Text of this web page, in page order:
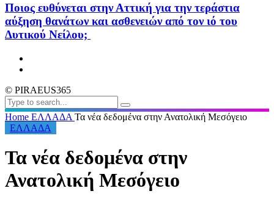
Ποιος ευθύνεται στην Αττική για την τεράστια
αύξηση θανάτων και ασθενειών από τον ιό του
Δυτικού Νείλου;
© PIRAEUS365
Home ΕΛΛΑΔΑ Τα νέα δεδομένα στην Ανατολική Μεσόγειο
ΕΛΛΑΔΑ
Τα νέα δεδομένα στην
Ανατολική Μεσόγειο